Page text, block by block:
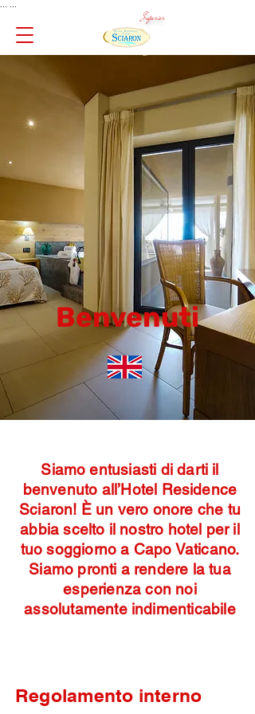
Superior
Benvenuti
Siamo entusiasti di darti il
benvenuto all’Hotel Residence
Sciaron! È un vero onore che tu
abbia scelto il nostro hotel per il
tuo soggiorno a Capo Vaticano.
Siamo pronti a rendere la tua
esperienza con noi
assolutamente indimenticabile
Regolamento interno